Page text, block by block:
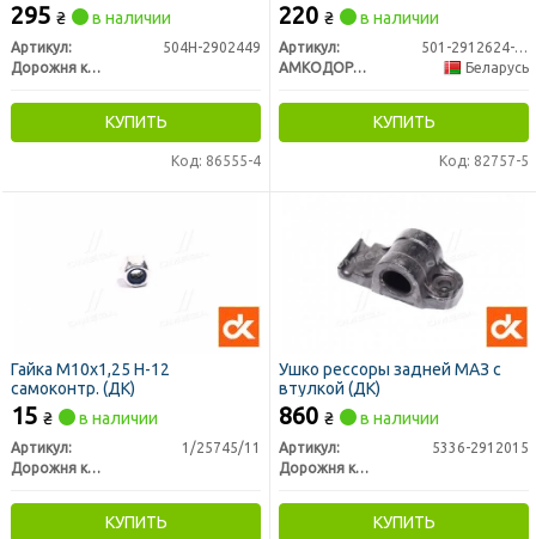
295 ₴ в наличии
Артикул:
504Н-2902449
Дорожня карта
КУПИТЬ
Код: 86555-4
220 ₴ в наличии
Артикул:
501-2912624-01
АМКОДОР-ЭЛАСТОМЕР, ЗАО
Беларусь
КУПИТЬ
Код: 82757-5
Гайка М10х1,25 Н-12
самоконтр. (ДК)
15 ₴ в наличии
Артикул:
1/25745/11
Дорожня карта
КУПИТЬ
Ушко рессоры задней МАЗ с
втулкой (ДК)
860 ₴ в наличии
Артикул:
5336-2912015
Дорожня карта
КУПИТЬ